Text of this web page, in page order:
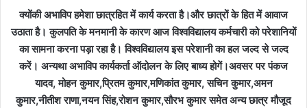
क्योंकी अभाविप हमेशा छात्रहित में कार्य करता है।और छात्रों के हित में आवाज
उठाता है। कुलपति के मनमानी के कारण आज विश्वविद्यालय कर्मचारी को परेशानियों
का सामना करना पड़ा रहा है। विश्वविद्यालय इस परेशानी का हल जल्द से जल्द
करें। अन्यथा अभाविप कार्यकर्ता ऑदोलन के लिए बाध्य होगें।अवसर पर पंकज
यादव, मोहन कुमार,प्रितम कुमार,मणिकांत कुमार, सचिन कुमार,अमन
कुमार,नीतीश राणा,नयन सिंह,रोशन कुमार,सौरभ कुमार समेत अन्य छात्र मौजूद